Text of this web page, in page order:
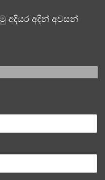
අදියර අදින් අවසන්